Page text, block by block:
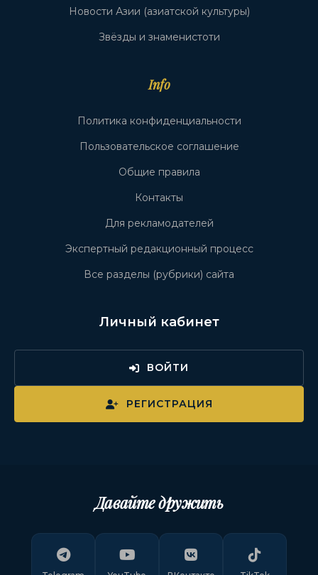
Новости Азии (азиатской культуры)
Звёзды и знаменистоти
Info
Политика конфиденциальности
Пользовательское соглашение
Общие правила
Контакты
Для рекламодателей
Экспертный редакционный процесс
Все разделы (рубрики) сайта
Личный кабинет
ВОЙТИ
РЕГИСТРАЦИЯ
Давайте дружить